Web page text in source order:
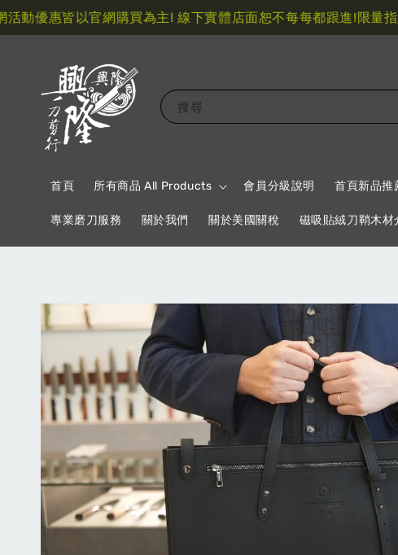
優惠皆以官網購買為主! 線下實體店面恕不每每都跟進!限量指定
搜尋
首頁 所有商品 All Products 會員分級說明 首頁新品推
專業磨刀服務 關於我們 關於美國關稅 磁吸貼絨刀鞘木材